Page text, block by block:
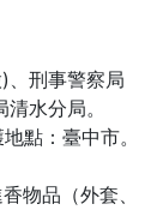
、刑事警察局
水分局。
點：臺中市。
物品（外套、